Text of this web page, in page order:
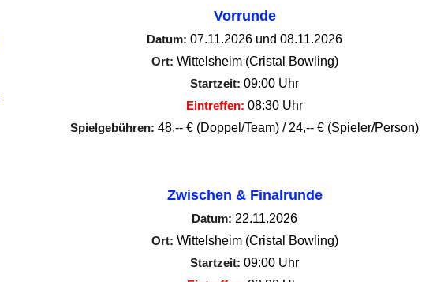
Vorrunde
Datum: 07.11.2026 und 08.11.2026
Ort: Wittelsheim (Cristal Bowling)
Startzeit: 09:00 Uhr
Eintreffen: 08:30 Uhr
Spielgebühren: 48,-- € (Doppel/Team) / 24,-- € (Spieler/Person)
Zwischen & Finalrunde
Datum: 22.11.2026
Ort: Wittelsheim (Cristal Bowling)
Startzeit: 09:00 Uhr